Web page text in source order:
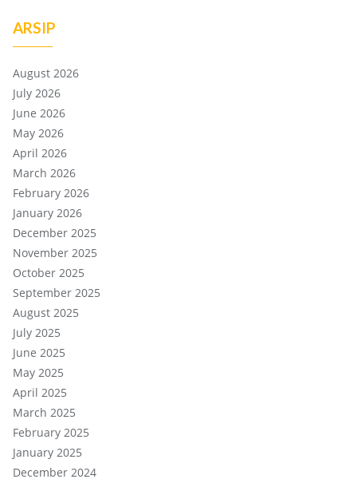
ARSIP
August 2026
July 2026
June 2026
May 2026
April 2026
March 2026
February 2026
January 2026
December 2025
November 2025
October 2025
September 2025
August 2025
July 2025
June 2025
May 2025
April 2025
March 2025
February 2025
January 2025
December 2024